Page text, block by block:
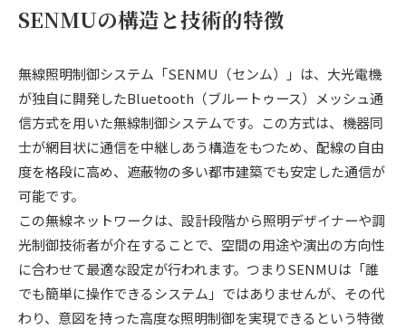
SENMUの構造と技術的特徴
無線照明制御システム「SENMU（センム）」は、大光電機
が独自に開発したBluetooth（ブルートゥース）メッシュ通
信方式を用いた無線制御システムです。この方式は、機器同
士が網目状に通信を中継しあう構造をもつため、配線の自由
度を格段に高め、遮蔽物の多い都市建築でも安定した通信が
可能です。
この無線ネットワークは、設計段階から照明デザイナーや調
光制御技術者が介在することで、空間の用途や演出の方向性
に合わせて最適な設定が行われます。つまりSENMUは「誰
でも簡単に操作できるシステム」ではありませんが、その代
わり、意図を持った高度な照明制御を実現できるという特徴